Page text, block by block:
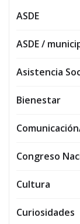
ASDE
ASDE /
Asistencia
Bienestar
Congreso
Cultura
Curiosidades